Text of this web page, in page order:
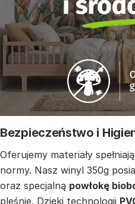
Bezpieczeństwo i
Oferujemy materiały
normy. Nasz winyl 350g
oraz specjalną powłokę
pleśnie. Dzięki technologii